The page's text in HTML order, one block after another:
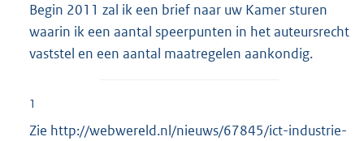
Begin 2011 zal ik een brief naar uw Kamer sturen
waarin ik een aantal speerpunten in het auteursrecht
vaststel en een aantal maatregelen aankondig.
1
Zie http://webwereld.nl/nieuws/67845/ict-industrie-